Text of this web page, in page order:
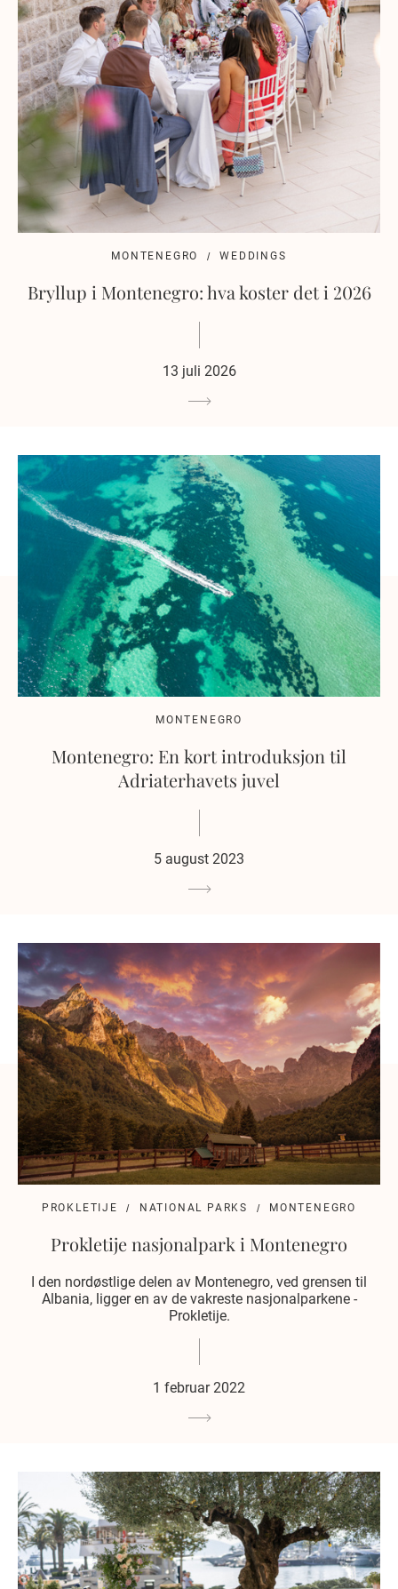
MONTENEGRO WEDDINGS
Bryllup i Montenegro: hva koster det i 2026
13 juli 2026
MONTENEGRO
Montenegro: En kort introduksjon til
Adriaterhavets juvel
5 august 2023
PROKLETIJE NATIONAL PARKS MONTENEGRO
Prokletije nasjonalpark i Montenegro
I den nordøstlige delen av Montenegro, ved grensen til
Albania, ligger en av de vakreste nasjonalparkene -
Prokletije.
1 februar 2022